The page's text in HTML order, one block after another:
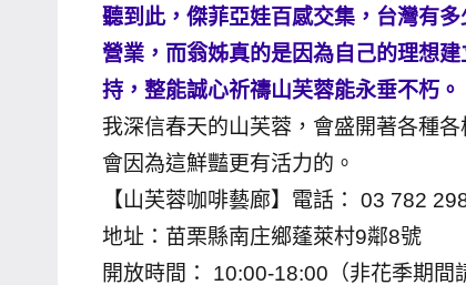
光
局
合
作
達
人
對
象。
聽到此，傑菲亞娃百感交集，台灣有
營業，而翁姊真的是因為自己的理想
持，整能誠心祈禱山芙蓉能永垂不朽。
我深信春天的山芙蓉，會盛開著各種
會因為這鮮豔更有活力的。
【山芙蓉咖啡藝廊】電話： 03 782
地址：苗栗縣南庄鄉蓬萊村9鄰8號
開放時間： 10:00-18:00（非花季期間